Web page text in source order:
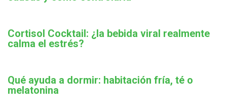
Cortisol Cocktail: ¿la bebida viral realmente
calma el estrés?
Qué ayuda a dormir: habitación fría, té o
melatonina